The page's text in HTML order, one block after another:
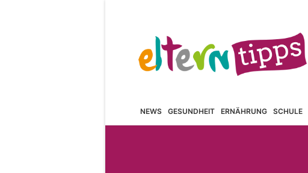
NEWS GESUNDHEIT ERNÄHRUNG SCHULE